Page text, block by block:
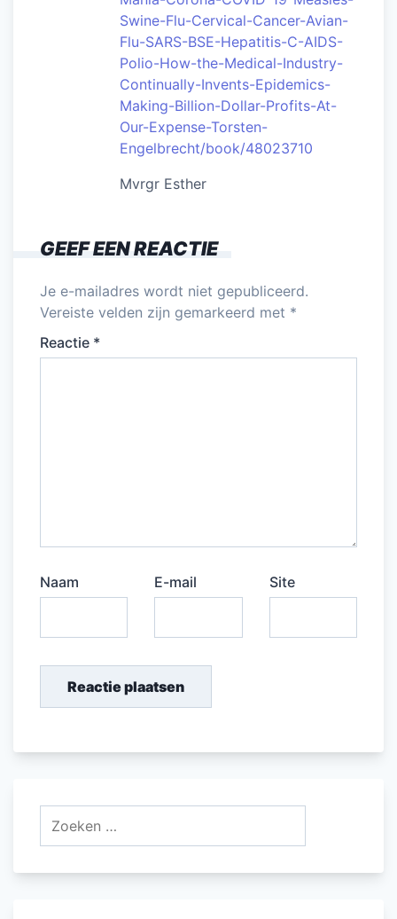
Swine-Flu-Cervical-Cancer-Avian-
Flu-SARS-BSE-Hepatitis-C-AIDS-
Polio-How-the-Medical-Industry-
Continually-Invents-Epidemics-
Making-Billion-Dollar-Profits-At-
Our-Expense-Torsten-
Engelbrecht/book/48023710
Mvrgr Esther
GEEF EEN REACTIE
Je e-mailadres wordt niet gepubliceerd.
Vereiste velden zijn gemarkeerd met *
Reactie *
Naam E-mail Site